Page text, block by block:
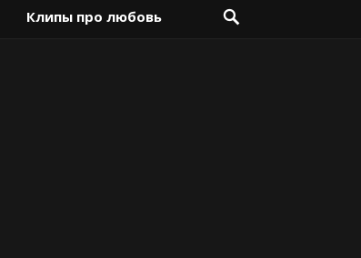
Клипы про любовь